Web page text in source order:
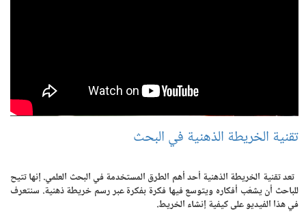
تقنية الخريطة الذهنية في البحث
تعد تقنية الخريطة الذهنية أحد أهم الطرق المستخدمة في البحث العلمي. إنها تتيح
للباحث أن يشعّب أفكاره ويتوسع فيها فكرة بفكرة عبر رسم خريطة ذهنية. سنتعرف
في هذا الفيديو على كيفية إنشاء الخريط.